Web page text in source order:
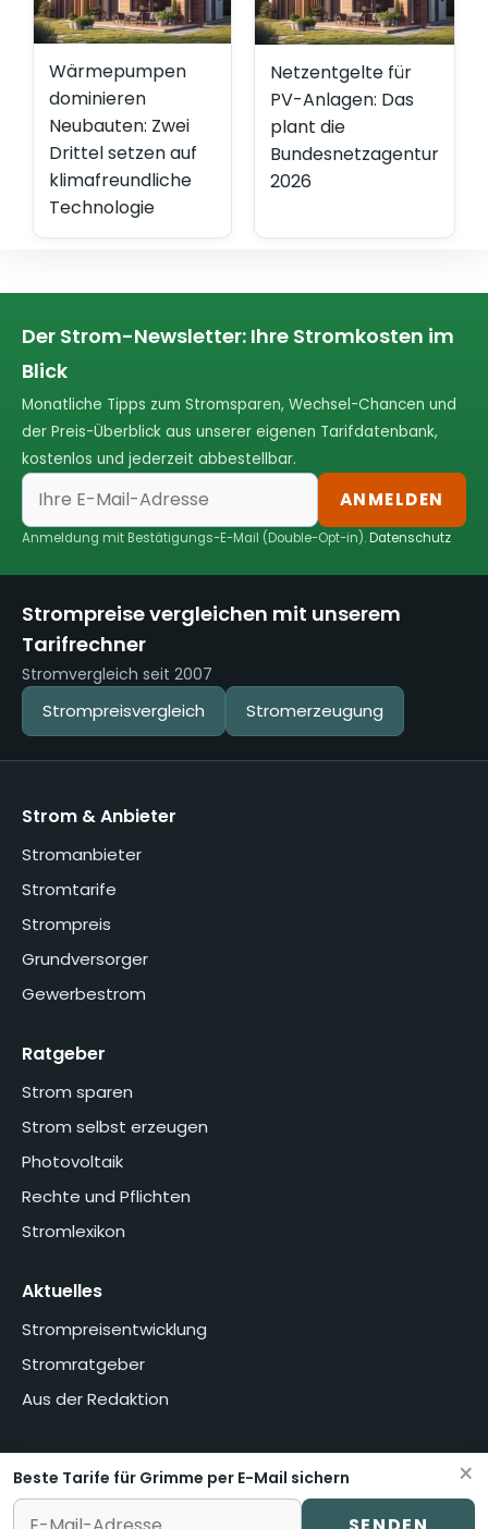
Wärmepumpen
dominieren
Neubauten: Zwei
Drittel setzen auf
klimafreundliche
Technologie
Netzentgelte für
PV-Anlagen: Das
plant die
Bundesnetzagentur
2026
Der Strom-Newsletter: Ihre Stromkosten im
Blick
Monatliche Tipps zum Stromsparen, Wechsel-Chancen und
der Preis-Überblick aus unserer eigenen Tarifdatenbank,
kostenlos und jederzeit abbestellbar.
ANMELDEN
Anmeldung mit Bestätigungs-E-Mail (Double-Opt-in).Datenschutz
Strompreise vergleichen mit unserem
Tarifrechner
Stromvergleich seit 2007
Strompreisvergleich Stromerzeugung
Strom & Anbieter
Stromanbieter
Stromtarife
Strompreis
Grundversorger
Gewerbestrom
Ratgeber
Strom sparen
Strom selbst erzeugen
Photovoltaik
Rechte und Pflichten
Stromlexikon
Aktuelles
Strompreisentwicklung
Stromratgeber
Aus der Redaktion
HomeÜber unsMethodikPresseDatenschutzerklärung
Impressum
Vertrag widerrufen oder kündigen
×
Beste Tarife für Grimme per E-Mail sichern